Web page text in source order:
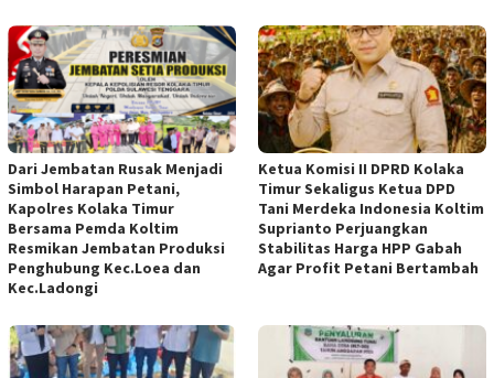
Dari Jembatan Rusak Menjadi
Simbol Harapan Petani,
Kapolres Kolaka Timur
Bersama Pemda Koltim
Resmikan Jembatan Produksi
Penghubung Kec.Loea dan
Kec.Ladongi
Ketua Komisi II DPRD Kolaka
Timur Sekaligus Ketua DPD
Tani Merdeka Indonesia Koltim
Suprianto Perjuangkan
Stabilitas Harga HPP Gabah
Agar Profit Petani Bertambah